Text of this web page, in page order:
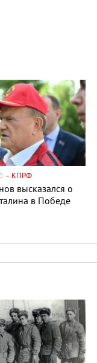
– КПРФ
высказался о
в Победе